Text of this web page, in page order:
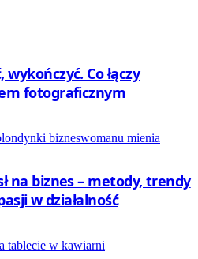
Co łączy
fotograficznym
na biznes – metody, trendy
w działalność